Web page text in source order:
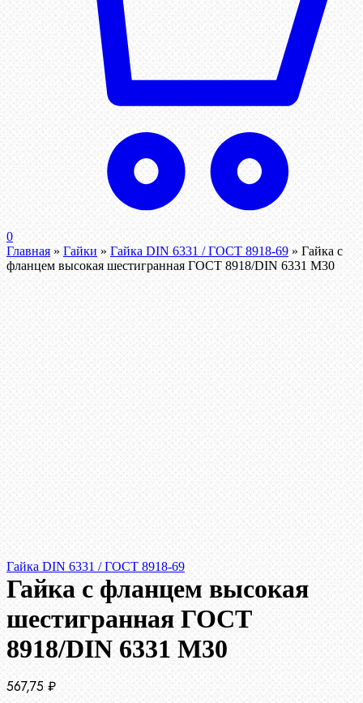
0
Главная » Гайки » Гайка DIN 6331 / ГОСТ 8918-69 » Гайка с
фланцем высокая шестигранная ГОСТ 8918/DIN 6331 М30
Гайка DIN 6331 / ГОСТ 8918-69
Гайка с фланцем высокая
шестигранная ГОСТ
8918/DIN 6331 М30
567,75 ₽